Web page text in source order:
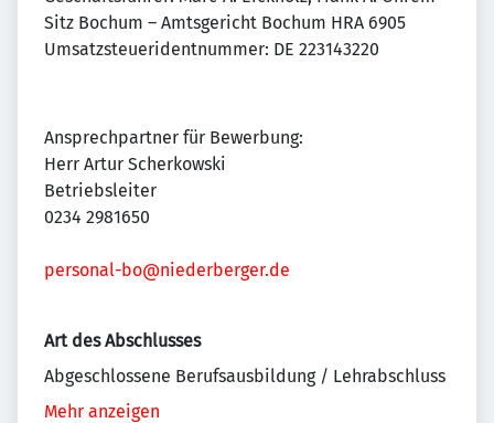
Sitz Bochum – Amtsgericht Bochum HRA 6905
Umsatzsteueridentnummer: DE 223143220
Ansprechpartner für Bewerbung:
Herr Artur Scherkowski
Betriebsleiter
0234 2981650
personal-bo@niederberger.de
Art des Abschlusses
Abgeschlossene Berufsausbildung / Lehrabschluss
Mehr anzeigen